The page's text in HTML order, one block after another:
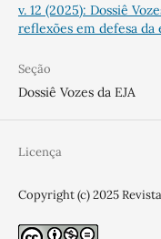
v. 12 (2025): Dossiê
reflexões em defesa da
Seção
Dossiê Vozes da EJA
Licença
Copyright (c) 2025